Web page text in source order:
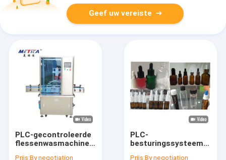
Geef uw vereiste
PLC-gecontroleerde
flessenwasmachine
Prijs:By negotiation
PLC-
besturingssysteem
Prijs:By negotiation